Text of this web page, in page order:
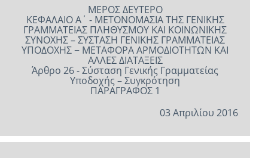
ΜΕΡΟΣ ΔΕΥΤΕΡΟ
ΚΕΦΑΛΑΙΟ Α΄ - ΜΕΤΟΝΟΜΑΣΙΑ ΤΗΣ ΓΕΝΙΚΗΣ
ΓΡΑΜΜΑΤΕΙΑΣ ΠΛΗΘΥΣΜΟΥ ΚΑΙ ΚΟΙΝΩΝΙΚΗΣ
ΣΥΝΟΧΗΣ – ΣΥΣΤΑΣΗ ΓΕΝΙΚΗΣ ΓΡΑΜΜΑΤΕΙΑΣ
ΥΠΟΔΟΧΗΣ − ΜΕΤΑΦΟΡΑ ΑΡΜΟΔΙΟΤΗΤΩΝ ΚΑΙ
ΑΛΛΕΣ ΔΙΑΤΑΞΕΙΣ
Άρθρο 26 - Σύσταση Γενικής Γραμματείας
Υποδοχής – Συγκρότηση
ΠΑΡΑΓΡΑΦΟΣ 1
03 Απριλίου 2016